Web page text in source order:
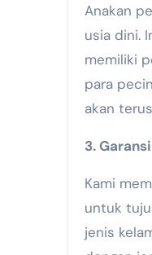
Anakan
usia dini.
memiliki
para
akan
3.
Kami
untuk
jenis